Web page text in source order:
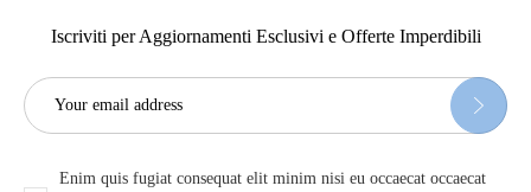
Iscriviti per Aggiornamenti Esclusivi e Offerte Imperdibili
Enim quis fugiat consequat elit minim nisi eu occaecat occaecat